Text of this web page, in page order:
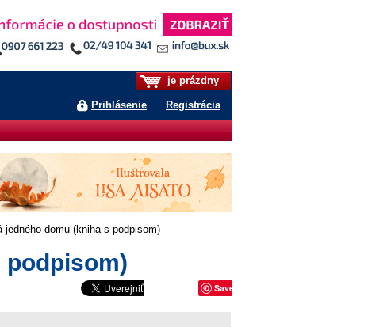
je prázdny
Prihlásenie Registrácia
domu (kniha s podpisom)
podpisom)
Save